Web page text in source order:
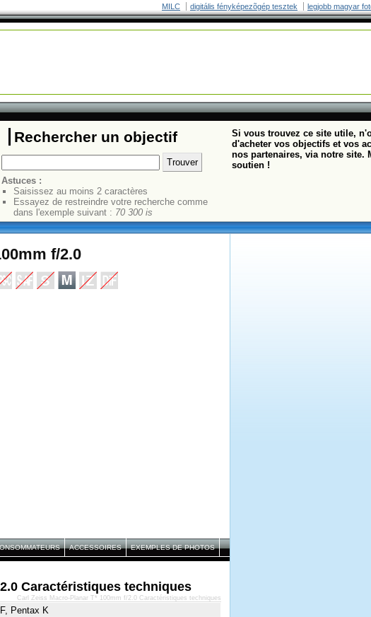
MILC digitális fényképezõgép tesztek legjobb magyar
Rechercher un objectif
Astuces :
Saisissez au moins 2 caractères
Essayez de restreindre votre recherche comme
dans l'exemple suivant : 70 300 is
Si vous trouvez ce site utile,
d'acheter vos objectifs et vos
nos partenaires, via notre site.
soutien !
f/2.0
ACCESSOIRES EXEMPLES DE PHOTOS
Caractéristiques techniques
Pentax K
Carl Zeiss Macro-Planar T* 100mm f/2.0 Caractéristiques techniques